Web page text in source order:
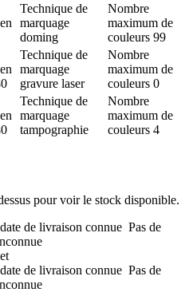
Technique de
marquage
doming
Nombre
maximum de
couleurs 99
Technique de
marquage
gravure laser
Nombre
maximum de
couleurs 0
Technique de
marquage
tampographie
Nombre
maximum de
couleurs 4
pour voir le stock disponible.
de livraison connue Pas de
de livraison connue Pas de